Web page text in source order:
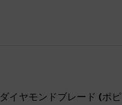
ダイヤモンドブレード (ポ